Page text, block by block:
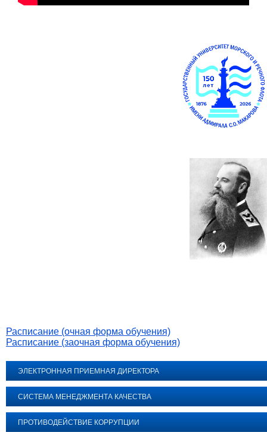
Расписание (очная форма обучения)
Расписание (заочная форма обучения)
ЭЛЕКТРОННАЯ ПРИЕМНАЯ ДИРЕКТОРА
СИСТЕМА МЕНЕДЖМЕНТА КАЧЕСТВА
ПРОТИВОДЕЙСТВИЕ КОРРУПЦИИ